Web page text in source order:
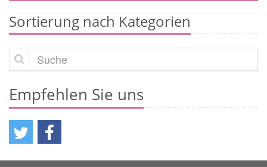
Sortierung nach Kategorien
Suche
Empfehlen Sie uns